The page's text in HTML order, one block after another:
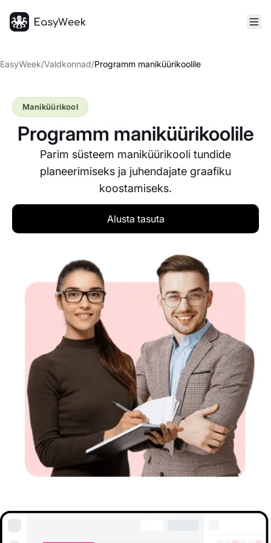
EasyWeek/Valdkonnad/Programm maniküürikoolile
Programm maniküürikoolile
Parim süsteem maniküürikooli tundide
planeerimiseks ja juhendajate graafiku
koostamiseks.
Maniküürikool
Alusta tasuta